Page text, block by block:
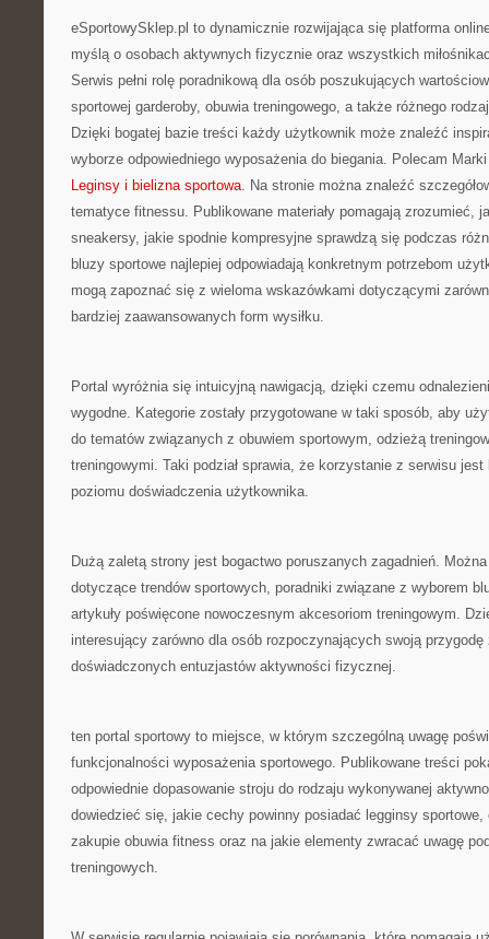
eSportowySklep.pl to dynamicznie rozwijająca się platforma
myślą o osobach aktywnych fizycznie oraz wszystkich
Serwis pełni rolę poradnikową dla osób poszukujących
sportowej garderoby, obuwia treningowego, a także różnego
Dzięki bogatej bazie treści każdy użytkownik może znaleźć
wyborze odpowiedniego wyposażenia do biegania. Polecam
Leginsy i bielizna sportowa. Na stronie można znaleźć
tematyce fitnessu. Publikowane materiały pomagają zrozumieć,
sneakersy, jakie spodnie kompresyjne sprawdzą się podczas
bluzy sportowe najlepiej odpowiadają konkretnym potrzebom
mogą zapoznać się z wieloma wskazówkami dotyczącymi
bardziej zaawansowanych form wysiłku.
Portal wyróżnia się intuicyjną nawigacją, dzięki czemu
wygodne. Kategorie zostały przygotowane w taki sposób, aby
do tematów związanych z obuwiem sportowym, odzieżą
treningowymi. Taki podział sprawia, że korzystanie z serwisu
poziomu doświadczenia użytkownika.
Dużą zaletą strony jest bogactwo poruszanych zagadnień.
dotyczące trendów sportowych, poradniki związane z wyborem
artykuły poświęcone nowoczesnym akcesoriom treningowym.
interesujący zarówno dla osób rozpoczynających swoją
doświadczonych entuzjastów aktywności fizycznej.
ten portal sportowy to miejsce, w którym szczególną uwagę
funkcjonalności wyposażenia sportowego. Publikowane treści
odpowiednie dopasowanie stroju do rodzaju wykonywanej
dowiedzieć się, jakie cechy powinny posiadać legginsy
zakupie obuwia fitness oraz na jakie elementy zwracać uwagę
treningowych.